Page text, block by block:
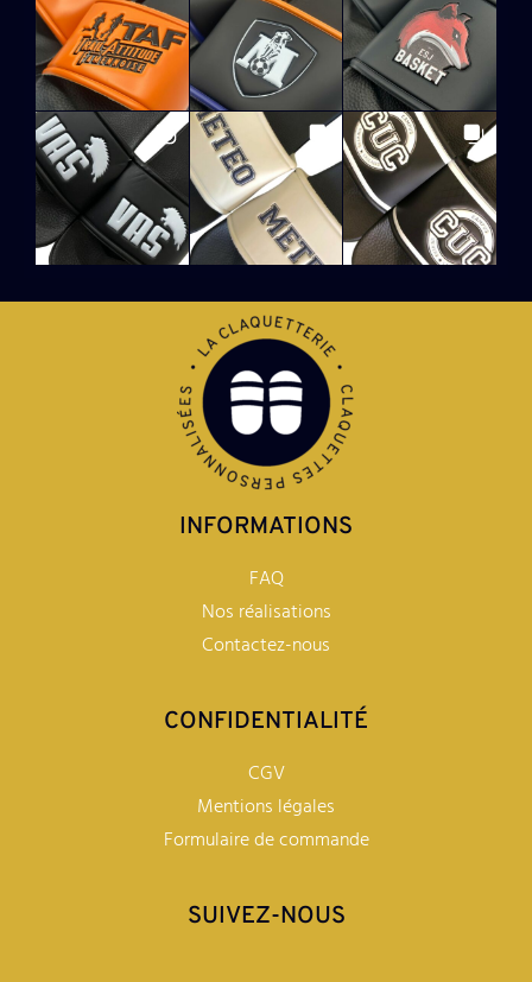
INFORMATIONS
FAQ
Nos réalisations
Contactez-nous
CONFIDENTIALITÉ
CGV
Mentions légales
Formulaire de commande
SUIVEZ-NOUS